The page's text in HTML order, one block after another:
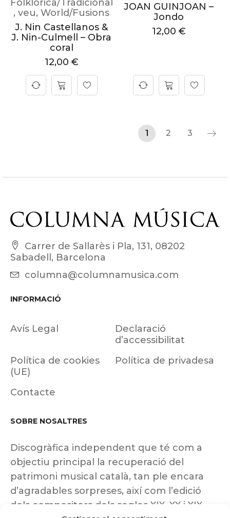
Folklòrica/Tradicional
, veu, World/Fusions
J. Nin Castellanos &
J. Nin-Culmell – Obra
coral
12,00 €
JOAN GUINJOAN –
Jondo
12,00 €
1 2 3
Carrer de Sallarès i Pla, 131, 08202
Sabadell, Barcelona
columna@columnamusica.com
INFORMACIÓ
Avís Legal
Declaració
d’accessibilitat
Política de cookies
(UE)
Política de privadesa
Contacte
SOBRE NOSALTRES
Discogràfica independent que té com a
objectiu principal la recuperació del
patrimoni musical català, tan ple encara
d’agradables sorpreses, així com l’edició
dels compositors dels segles XIX, XX i XIX